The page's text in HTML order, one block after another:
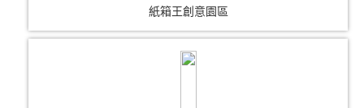
紙箱王創意園區